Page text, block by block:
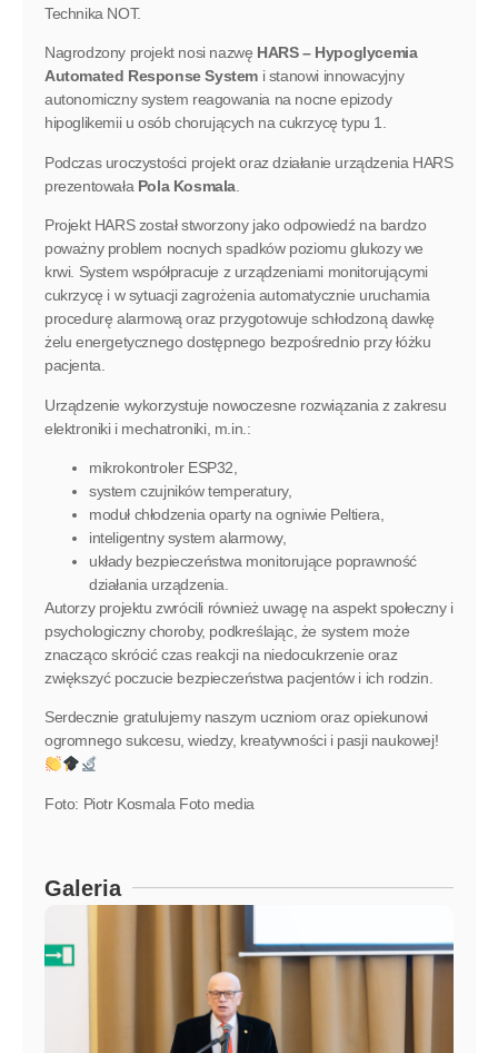
Technika NOT.
Nagrodzony projekt nosi nazwę HARS – Hypoglycemia
Automated Response System i stanowi innowacyjny
autonomiczny system reagowania na nocne epizody
hipoglikemii u osób chorujących na cukrzycę typu 1.
Podczas uroczystości projekt oraz działanie urządzenia HARS
prezentowała Pola Kosmala
Projekt HARS został stworzony jako odpowiedź na bardzo
poważny problem nocnych spadków poziomu glukozy we
krwi. System współpracuje z urządzeniami monitorującymi
cukrzycę i w sytuacji zagrożenia automatycznie uruchamia
procedurę alarmową oraz przygotowuje schłodzoną dawkę
żelu energetycznego dostępnego bezpośrednio przy łóżku
pacjenta.
Urządzenie wykorzystuje nowoczesne rozwiązania z zakresu
elektroniki i mechatroniki, m.in.:
mikrokontroler ESP32,
system czujników temperatury,
moduł chłodzenia oparty na ogniwie Peltiera,
inteligentny system alarmowy,
układy bezpieczeństwa monitorujące poprawność
działania urządzenia.
Autorzy projektu zwrócili również uwagę na aspekt społeczny i
psychologiczny choroby, podkreślając, że system może
znacząco skrócić czas reakcji na niedocukrzenie oraz
zwiększyć poczucie bezpieczeństwa pacjentów i ich rodzin.
Serdecznie gratulujemy naszym uczniom oraz opiekunowi
ogromnego sukcesu, wiedzy, kreatywności i pasji naukowej!
Foto: Piotr Kosmala Foto media
Galeria